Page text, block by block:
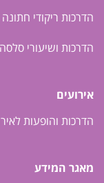
הדרכות ריקודי חתונה
הדרכות ושיעורי סלסה
אירועים
הדרכות והופעות
מאגר המידע